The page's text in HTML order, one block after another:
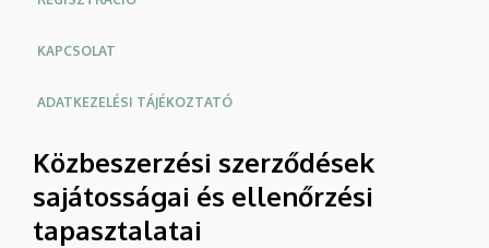
KAPCSOLAT
ADATKEZELÉSI TÁJÉKOZTATÓ
Közbeszerzési szerződések
sajátosságai és ellenőrzési
tapasztalatai